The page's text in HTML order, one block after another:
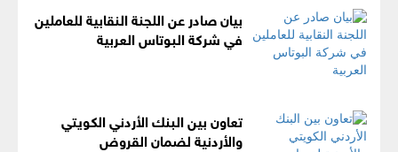
بيان صادر عن اللجنة النقابية للعاملين
في شركة البوتاس العربية
تعاون بين البنك الأردني الكويتي
والأردنية لضمان القروض